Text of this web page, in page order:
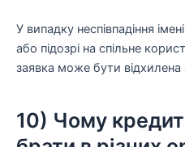
У випадку неспівпадіння
або підозрі на спільне
заявка може бути відхилена
10) Чому